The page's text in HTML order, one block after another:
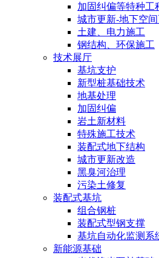
加固纠偏等特种工
城市更新-地下空
土建、电力施工
钢结构、环保施工
技术展厅
基坑支护
新型桩基础技术
地基处理
加固纠偏
岩土新材料
特殊施工技术
装配式地下结构
城市更新改造
黑臭河治理
污染土修复
装配式基坑
组合钢桩
装配式型钢支撑
基坑自动化监测系
新能源基础